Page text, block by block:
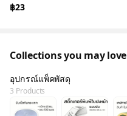
ตลับวัดเอว Tape Measure
฿23
Collections you may love
อุปกรณ์แพ็คพัสดุ
3 Products